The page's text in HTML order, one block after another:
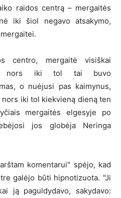
raidos centrą – mergaitės
iki šiol negavo atsakymo,
centro, mergaitė visiškai
nors iki tol tai buvo
o nuėjusi pas kaimynus,
iki tol kiekvieną dieną ten
mergaitės elgesyje po
jos globėja Neringa
komentarui" spėjo, kad
galėjo būti hipnotizuota. "Ji
ją paguldydavo, sakydavo: